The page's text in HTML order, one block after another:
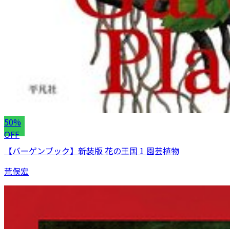
50%
OFF
【バーゲンブック】新装版 花の王国 1 園芸植物
荒俣宏